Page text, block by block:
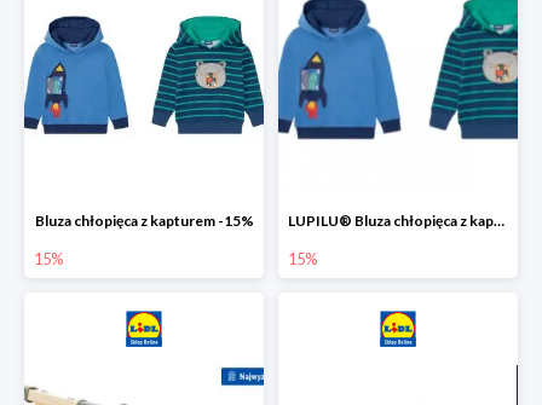
Bluza chłopięca z kapturem -15%
15%
LUPILU® Bluza chłopięca z kapturem
15%